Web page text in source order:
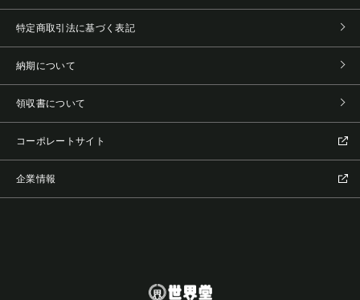
特定商取引法に基づく表記
納期について
領収書について
コーポレートサイト
企業情報